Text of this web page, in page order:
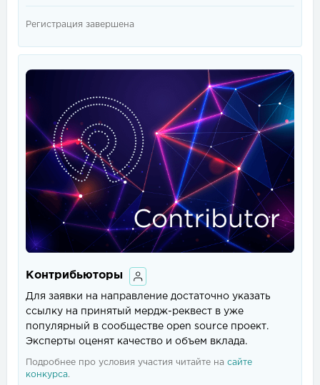
Регистрация завершена
Контрибьюторы
Для заявки на направление достаточно указать
ссылку на принятый мердж-реквест в уже
популярный в сообществе open source проект.
Эксперты оценят качество и объем вклада.
Подробнее про условия участия читайте на сайте
конкурса.